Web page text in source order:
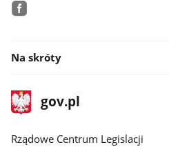
Na skróty
stopka
gov.plStrona
gov.pl
Rządowe Centrum Legislacji